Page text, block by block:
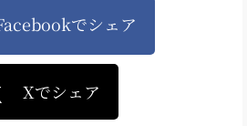
でシェア
Xでシェア